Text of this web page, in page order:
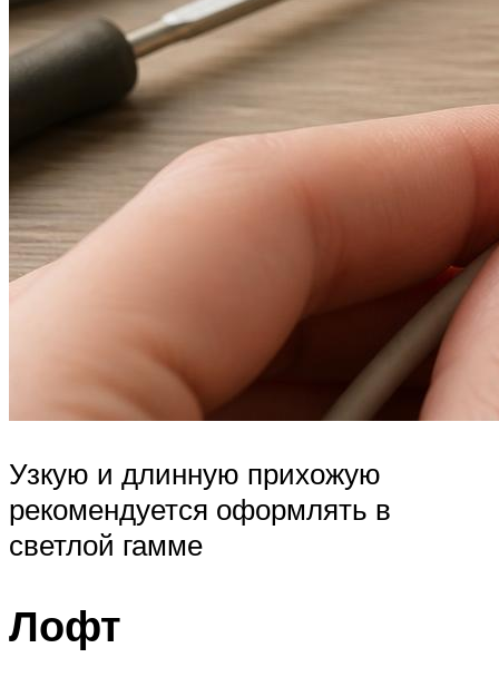
Узкую и длинную прихожую
рекомендуется оформлять в
светлой гамме
Лофт